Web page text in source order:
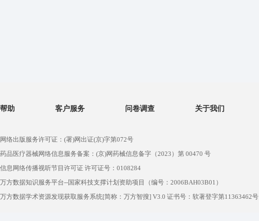
帮助 客户服务 问卷调查 关于我们
网络出版服务许可证：(署)网出证(京)字第072号
药品医疗器械网络信息服务备案：(京)网药械信息备字（2023）第 00470 号
信息网络传播视听节目许可证 许可证号：0108284
万方数据知识服务平台--国家科技支撑计划资助项目（编号：2006BAH03B01）
万方数据学术资源发现获取服务系统[简称：万方智搜] V3.0 证书号：软著登字第11363462号